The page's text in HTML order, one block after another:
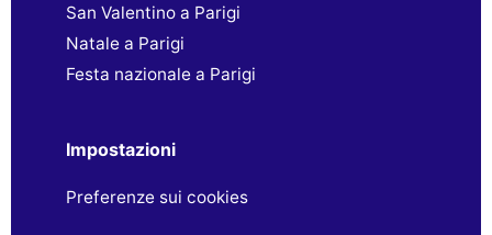
San Valentino a Parigi
Natale a Parigi
Festa nazionale a Parigi
Impostazioni
Preferenze sui cookies